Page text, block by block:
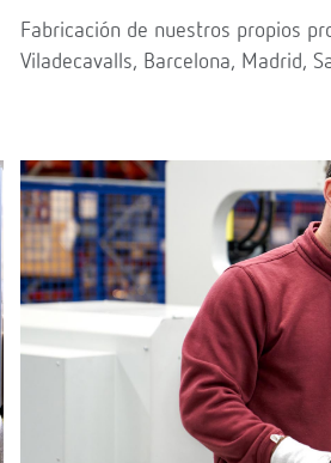
Fabricación de nuestros propios
Viladecavalls, Barcelona, Madrid,